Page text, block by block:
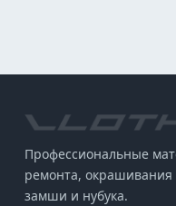
Профессиональные
ремонта,
замши и нубука.